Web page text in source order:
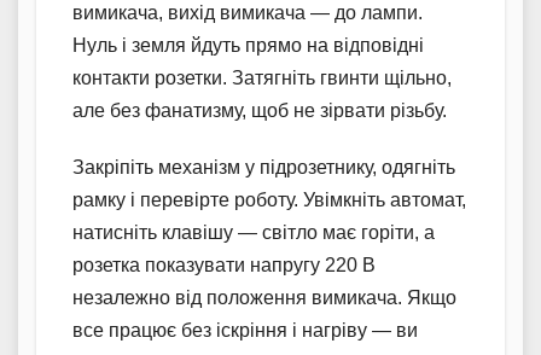
вимикача, вихід вимикача — до лампи.
Нуль і земля йдуть прямо на відповідні
контакти розетки. Затягніть гвинти щільно,
але без фанатизму, щоб не зірвати різьбу.
Закріпіть механізм у підрозетнику, одягніть
рамку і перевірте роботу. Увімкніть автомат,
натисніть клавішу — світло має горіти, а
розетка показувати напругу 220 В
незалежно від положення вимикача. Якщо
все працює без іскріння і нагріву — ви